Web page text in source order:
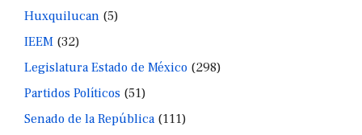
Huxquilucan (5)
IEEM (32)
Legislatura Estado de México (298)
Partidos Políticos (51)
Senado de la República(111)